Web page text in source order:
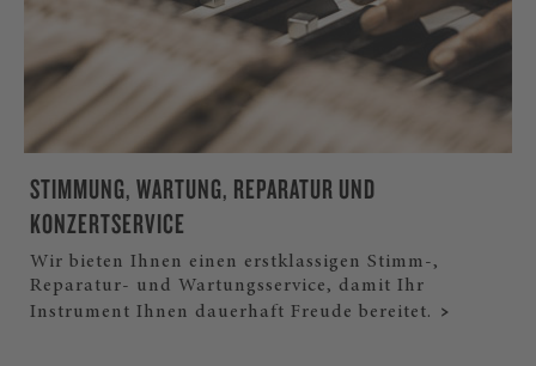
STIMMUNG, WARTUNG, REPARATUR UND
KONZERTSERVICE
Wir bieten Ihnen einen erstklassigen Stimm-,
Reparatur- und Wartungsservice, damit Ihr
Instrument Ihnen dauerhaft Freude bereitet.